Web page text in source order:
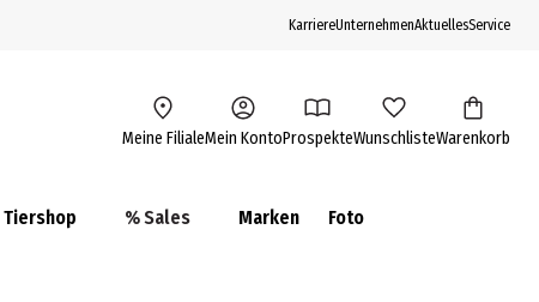
KarriereUnternehmenAktuellesService
Meine FilialeMein KontoProspekteWunschlisteWarenkorb
Tiershop % Sales Marken Foto